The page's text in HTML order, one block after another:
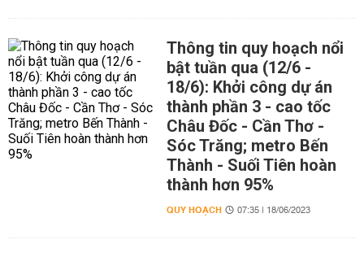
Thông tin quy hoạch nổi
bật tuần qua (12/6 -
18/6): Khởi công dự án
thành phần 3 - cao tốc
Châu Đốc - Cần Thơ -
Sóc Trăng; metro Bến
Thành - Suối Tiên hoàn
thành hơn 95%
QUY HOẠCH 07:35 | 18/06/2023